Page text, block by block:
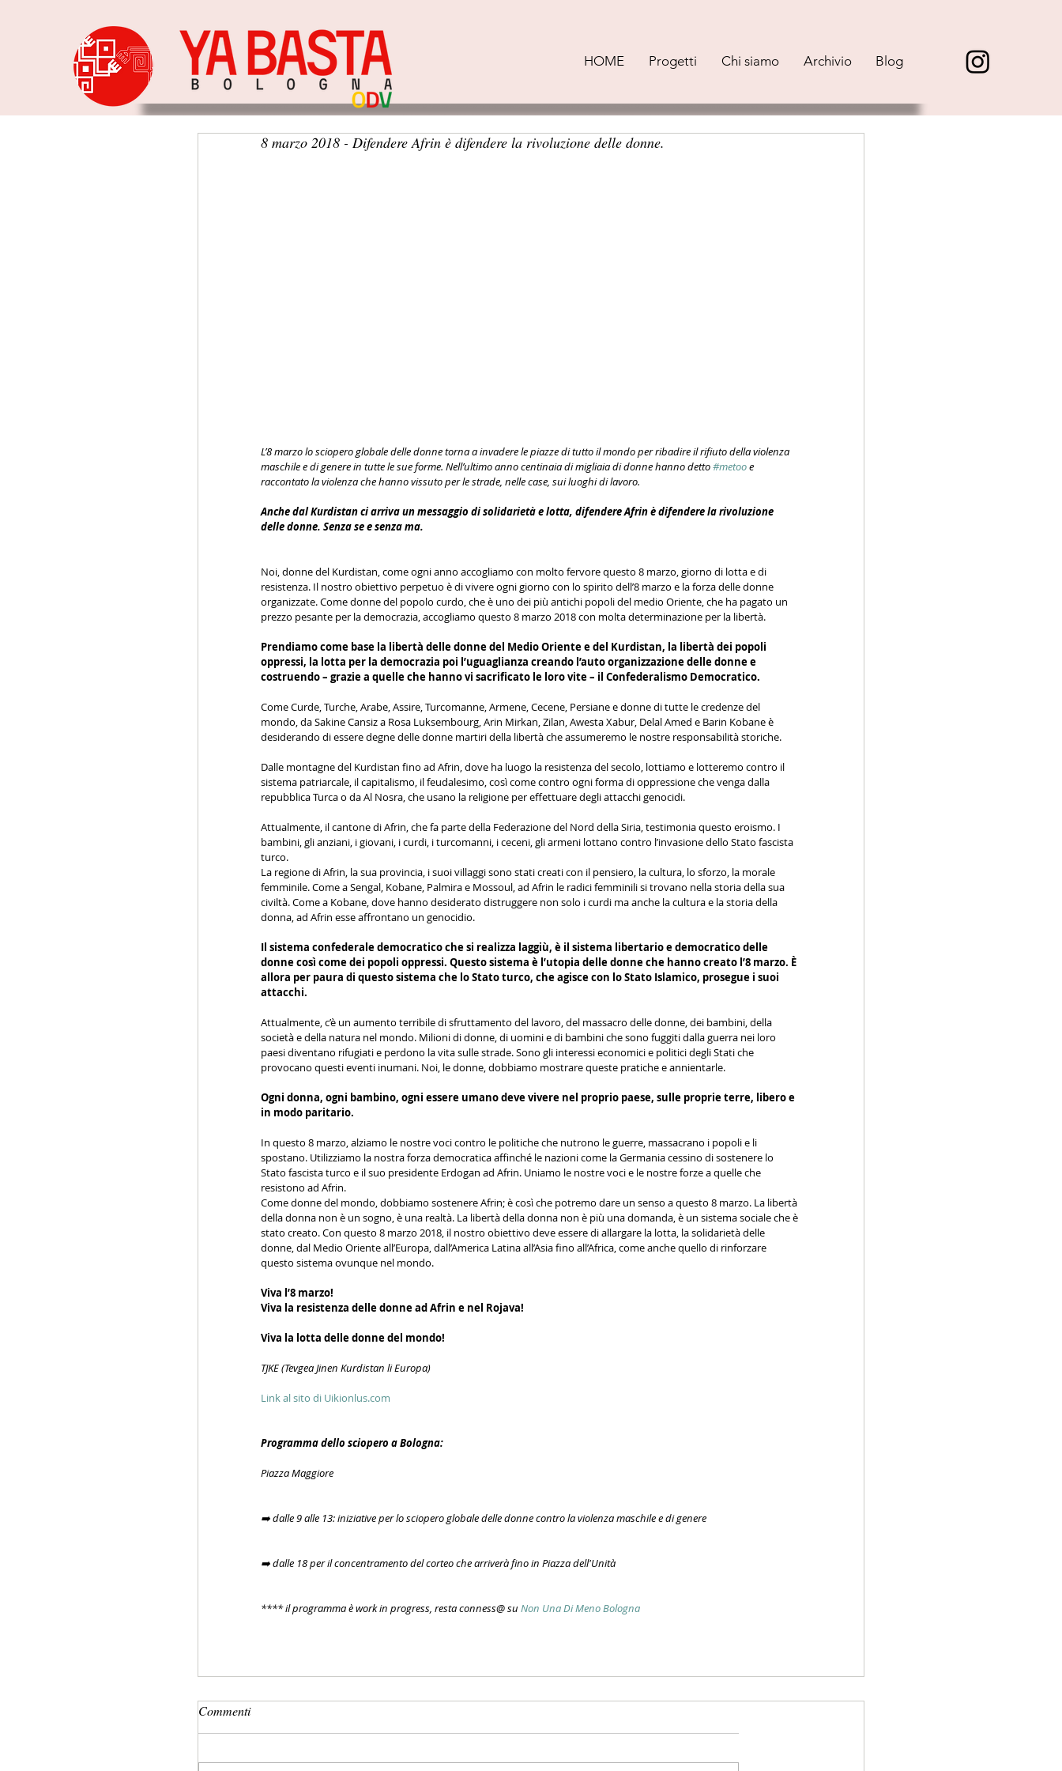
HOME Progetti Chi siamo Archivio Blog
8 marzo 2018 - Difendere Afrin è difendere la rivoluzione delle donne.
L’8 marzo lo sciopero globale delle donne torna a invadere le piazze di tutto il mondo per ribadire il rifiuto della violenza
maschile e di genere in tutte le sue forme. Nell’ultimo anno centinaia di migliaia di donne hanno detto #metoo e
raccontato la violenza che hanno vissuto per le strade, nelle case, sui luoghi di lavoro.
Anche dal Kurdistan ci arriva un messaggio di solidarietà e lotta, difendere Afrin è difendere la rivoluzione
delle donne. Senza se e senza ma.
Noi, donne del Kurdistan, come ogni anno accogliamo con molto fervore questo 8 marzo, giorno di lotta e di
resistenza. Il nostro obiettivo perpetuo è di vivere ogni giorno con lo spirito dell’8 marzo e la forza delle donne
organizzate. Come donne del popolo curdo, che è uno dei più antichi popoli del medio Oriente, che ha pagato un
prezzo pesante per la democrazia, accogliamo questo 8 marzo 2018 con molta determinazione per la libertà.
Prendiamo come base la libertà delle donne del Medio Oriente e del Kurdistan, la libertà dei popoli
oppressi, la lotta per la democrazia poi l’uguaglianza creando l’auto organizzazione delle donne e
costruendo – grazie a quelle che hanno vi sacrificato le loro vite – il Confederalismo Democratico.
Come Curde, Turche, Arabe, Assire, Turcomanne, Armene, Cecene, Persiane e donne di tutte le credenze del
mondo, da Sakine Cansiz a Rosa Luksembourg, Arin Mirkan, Zilan, Awesta Xabur, Delal Amed e Barin Kobane è
desiderando di essere degne delle donne martiri della libertà che assumeremo le nostre responsabilità storiche.
Dalle montagne del Kurdistan fino ad Afrin, dove ha luogo la resistenza del secolo, lottiamo e lotteremo contro il
sistema patriarcale, il capitalismo, il feudalesimo, così come contro ogni forma di oppressione che venga dalla
repubblica Turca o da Al Nosra, che usano la religione per effettuare degli attacchi genocidi.
Attualmente, il cantone di Afrin, che fa parte della Federazione del Nord della Siria, testimonia questo eroismo. I
bambini, gli anziani, i giovani, i curdi, i turcomanni, i ceceni, gli armeni lottano contro l’invasione dello Stato fascista
turco.
La regione di Afrin, la sua provincia, i suoi villaggi sono stati creati con il pensiero, la cultura, lo sforzo, la morale
femminile. Come a Sengal, Kobane, Palmira e Mossoul, ad Afrin le radici femminili si trovano nella storia della sua
civiltà. Come a Kobane, dove hanno desiderato distruggere non solo i curdi ma anche la cultura e la storia della
donna, ad Afrin esse affrontano un genocidio.
Il sistema confederale democratico che si realizza laggiù, è il sistema libertario e democratico delle
donne così come dei popoli oppressi. Questo sistema è l’utopia delle donne che hanno creato l’8 marzo. È
allora per paura di questo sistema che lo Stato turco, che agisce con lo Stato Islamico, prosegue i suoi
attacchi.
Attualmente, c’è un aumento terribile di sfruttamento del lavoro, del massacro delle donne, dei bambini, della
società e della natura nel mondo. Milioni di donne, di uomini e di bambini che sono fuggiti dalla guerra nei loro
paesi diventano rifugiati e perdono la vita sulle strade. Sono gli interessi economici e politici degli Stati che
provocano questi eventi inumani. Noi, le donne, dobbiamo mostrare queste pratiche e annientarle.
Ogni donna, ogni bambino, ogni essere umano deve vivere nel proprio paese, sulle proprie terre, libero e
in modo paritario.
In questo 8 marzo, alziamo le nostre voci contro le politiche che nutrono le guerre, massacrano i popoli e li
spostano. Utilizziamo la nostra forza democratica affinché le nazioni come la Germania cessino di sostenere lo
Stato fascista turco e il suo presidente Erdogan ad Afrin. Uniamo le nostre voci e le nostre forze a quelle che
resistono ad Afrin.
Come donne del mondo, dobbiamo sostenere Afrin; è così che potremo dare un senso a questo 8 marzo. La libertà
della donna non è un sogno, è una realtà. La libertà della donna non è più una domanda, è un sistema sociale che è
stato creato. Con questo 8 marzo 2018, il nostro obiettivo deve essere di allargare la lotta, la solidarietà delle
donne, dal Medio Oriente all’Europa, dall’America Latina all’Asia fino all’Africa, come anche quello di rinforzare
questo sistema ovunque nel mondo.
Viva l’8 marzo!
Viva la resistenza delle donne ad Afrin e nel Rojava!
Viva la lotta delle donne del mondo!
TJKE (Tevgea Jinen Kurdistan li Europa)
Link al sito di Uikionlus.com
Programma dello sciopero a Bologna:
Piazza Maggiore
➡️ dalle 9 alle 13: iniziative per lo sciopero globale delle donne contro la violenza maschile e di genere
➡️ dalle 18 per il concentramento del corteo che arriverà fino in Piazza dell'Unità
**** il programma è work in progress, resta conness@ su Non Una Di Meno Bologna
Commenti